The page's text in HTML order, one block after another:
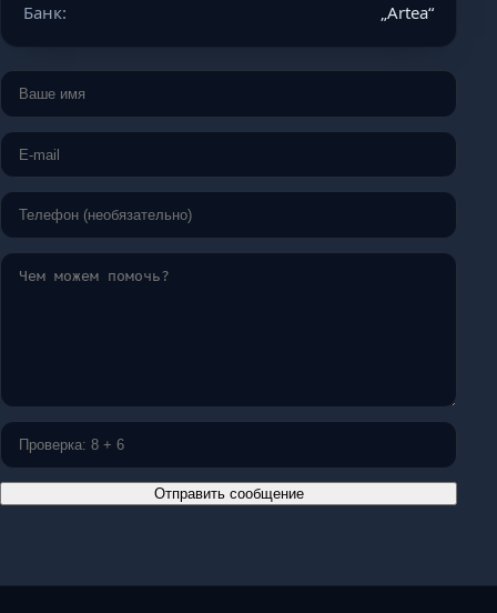
Банк:
„Artea“
Отправить сообщение